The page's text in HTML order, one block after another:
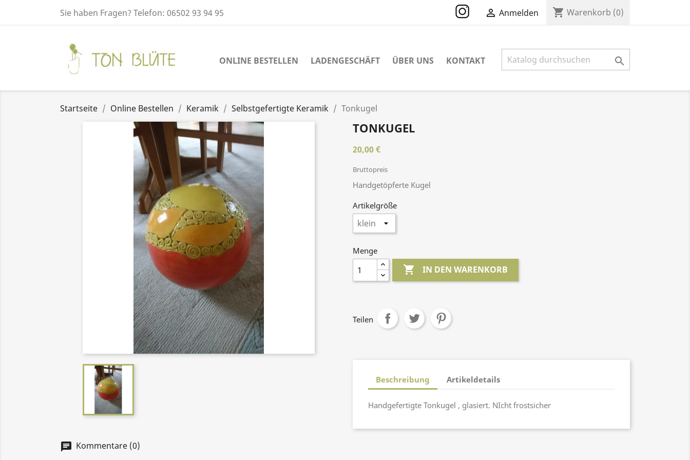
Sie haben Fragen? Telefon: 06502 93 94 95  Anmelden shopping_cart Warenkorb (0)
ONLINE BESTELLEN LADENGESCHÄFT ÜBER UNS KONTAKT 
Startseite Online Bestellen Keramik Selbstgefertigte Keramik Tonkugel
TONKUGEL
20,00 €
Bruttopreis
Handgetöpferte Kugel
Artikelgröße
Menge
 IN DEN WARENKORB
Teilen
Beschreibung Artikeldetails
Handgefertigte Tonkugel , glasiert. NIcht frostsicher
chat Kommentare (0)